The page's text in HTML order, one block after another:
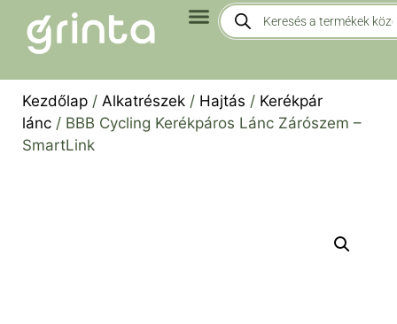
Kezdőlap / Alkatrészek / Hajtás / Kerékpár
lánc / BBB Cycling Kerékpáros Lánc Zárószem –
SmartLink